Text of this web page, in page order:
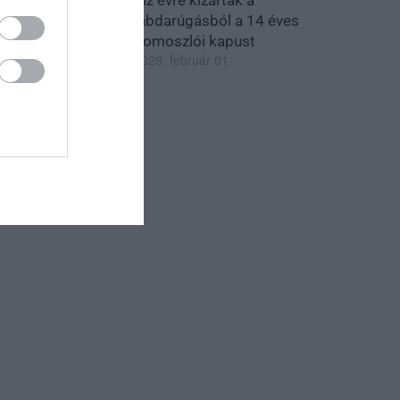
labdarúgásból a 14 éves
domoszlói kapust
2026. február 01